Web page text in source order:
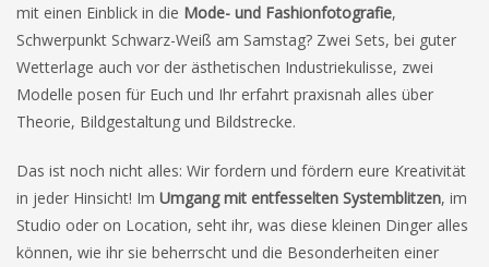
mit einen Einblick in die Mode- und Fashionfotografie,
Schwerpunkt Schwarz-Weiß am Samstag? Zwei Sets, bei guter
Wetterlage auch vor der ästhetischen Industriekulisse, zwei
Modelle posen für Euch und Ihr erfahrt praxisnah alles über
Theorie, Bildgestaltung und Bildstrecke.
Das ist noch nicht alles: Wir fordern und fördern eure Kreativität
in jeder Hinsicht! Im Umgang mit entfesselten Systemblitzen, im
Studio oder on Location, seht ihr, was diese kleinen Dinger alles
können, wie ihr sie beherrscht und die Besonderheiten einer